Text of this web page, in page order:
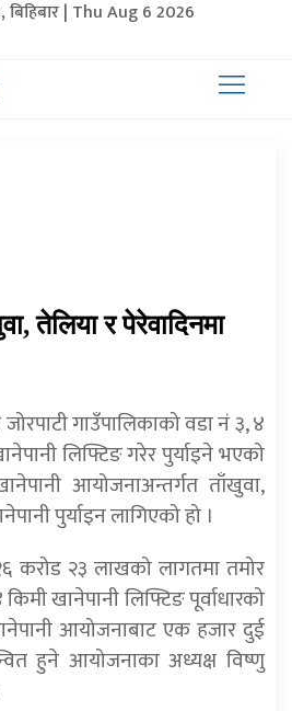
बिहिबार | Thu Aug 6 2026
तेलिया र पेरेवादिनमा
गाउँपालिकाको वडा नं ३, ४
लिफ्टिङ गरेर पुर्याइने भएको
आयोजनाअन्तर्गत ताँखुवा,
पुर्याइन लागिएको हो ।
करोड २३ लाखको लागतमा तमोर
खानेपानी लिफ्टिङ पूर्वाधारको
आयोजनाबाट एक हजार दुई
हुने आयोजनाका अध्यक्ष विष्णु